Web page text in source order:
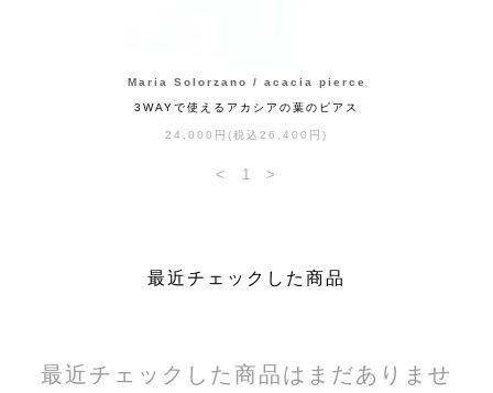
Maria Solorzano / acacia pierce
3WAYで使えるアカシアの葉のピアス
24,000円(税込26,400円)
< 1 >
最近チェックした商品
最近チェックした商品はまだありませ